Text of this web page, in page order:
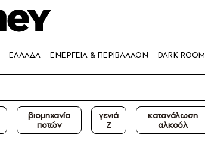
ΕΛΛΑΔΑ ΕΝΕΡΓΕΙΑ & ΠΕΡΙΒΑΛΛΟΝ DARK ROOM
βιομηχανία
ποτών
γενιά
Z
κατανάλωση
αλκοόλ